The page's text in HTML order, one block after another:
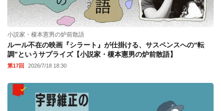
小説家・榎本憲男の炉前散語
ルール不在の映画『シラート』が仕掛ける、サスペンスへの“転
調”というサプライズ【小説家・榎本憲男の炉前散語】
第17回 2026/7/18 18:30